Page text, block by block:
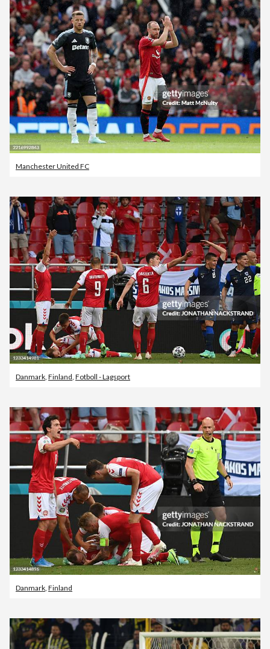
Manchester United FC
Danmark, Finland, Fotboll - Lagsport
Danmark Finland